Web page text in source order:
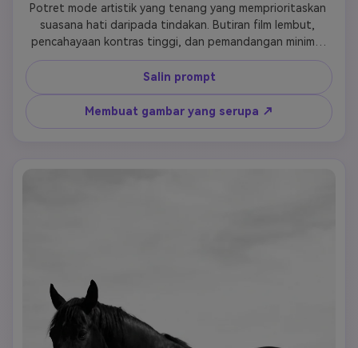
Potret mode artistik yang tenang yang memprioritaskan
suasana hati daripada tindakan. Butiran film lembut,
pencahayaan kontras tinggi, dan pemandangan minimal
mendukung nada emosional yang introspektif dan
tersusun.
Salin prompt
Membuat gambar yang serupa ↗